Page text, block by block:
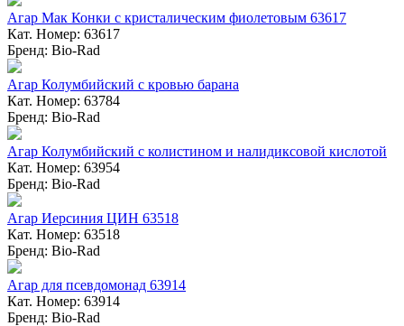
Агар Мак Конки с кристалическим фиолетовым 63617
Кат. Номер: 63617
Бренд: Bio-Rad
Агар Колумбийский с кровью барана
Кат. Номер: 63784
Бренд: Bio-Rad
Агар Колумбийский с колистином и налидиксовой кислотой
Кат. Номер: 63954
Бренд: Bio-Rad
Агар Иерсиния ЦИН 63518
Кат. Номер: 63518
Бренд: Bio-Rad
Агар для псевдомонад 63914
Кат. Номер: 63914
Бренд: Bio-Rad